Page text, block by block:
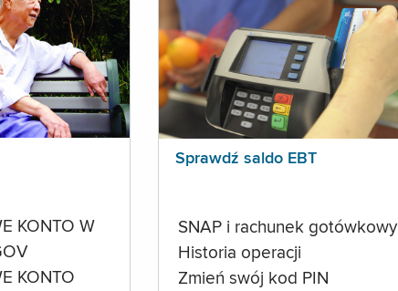
KONTO W
KONTO
Sprawdź saldo EBT
SNAP i rachunek gotówkowy
Historia operacji
Zmień swój kod PIN